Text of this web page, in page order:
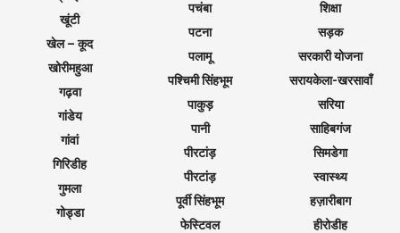
खूंटी
खेल – कूद
खोरीमहुआ
गढ़वा
गांडेय
गांवां
गिरिडीह
गुमला
गोड्डा
पचंबा
पटना
पलामू
पश्चिमी सिंहभूम
पाकुड़
पानी
पीरटांड़
पीरटांड़
पूर्वी सिंहभूम
फेस्टिवल
शिक्षा
सड़क
सरकारी योजना
सरायकेला-खरसावाँ
सरिया
साहिबगंज
सिमडेगा
स्वास्थ्य
हज़ारीबाग
हीरोडीह